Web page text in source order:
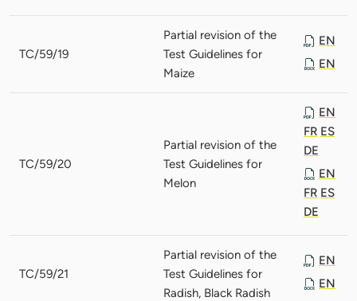
TC/59/19
Partial revision of the
Test Guidelines for
Maize
EN
EN
TC/59/20
Partial revision of the
Test Guidelines for
Melon
EN
FR ES
DE
EN
FR ES
DE
TC/59/21
Partial revision of the
Test Guidelines for
Radish, Black Radish
EN
EN